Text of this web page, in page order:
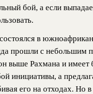
бой, а если
в
прошли с небольшим
выше Рахмана и имеет
инициативы, а
его на отходах. Но